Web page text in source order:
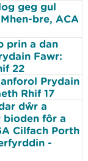
geg gul
bre, ACA
prin a dan
Fawr:
22
Prydain
Rhif 17
dŵr a
fôr a
Cilfach Porth
-